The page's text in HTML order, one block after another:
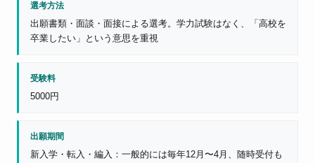
選考方法
出願書類・面談・面接による選考。学力試験はなく、「高校を
卒業したい」という意思を重視
受験料
5000円
出願期間
新入学・転入・編入：一般的には毎年12月〜4月、随時受付も